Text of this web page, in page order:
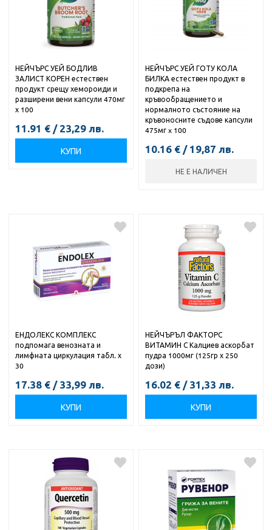
НЕЙЧЪРС УЕЙ БОДЛИВ
ЗАЛИСТ КОРЕН естествен
продукт срещу хемороиди и
разширени вени капсули 470мг
х 100
11.91 € / 23,29 лв.
КУПИ
НЕЙЧЪРС УЕЙ ГОТУ КОЛА
БИЛКА естествен продукт в
подкрепа на
кръвообращението и
нормалното състояние на
кръвоносните съдове капсули
475мг x 100
10.16 € / 19,87 лв.
НЕ Е НАЛИЧЕН
ЕНДОЛЕКС КОМПЛЕКС
подпомага венозната и
лимфната циркулация табл. х
30
17.38 € / 33,99 лв.
КУПИ
НЕЙЧЪРЪЛ ФАКТОРС
ВИТАМИН С Калциев аскорбат
пудра 1000мг (125гр х 250
дози)
16.02 € / 31,33 лв.
КУПИ